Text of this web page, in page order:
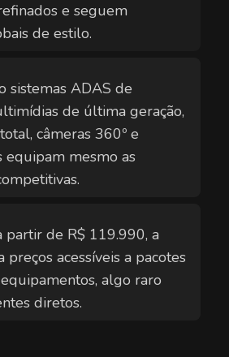
e seguem
de estilo.
sistemas ADAS de
de última geração,
câmeras 360º e
equipam mesmo as
partir de R$ 119.990, a
preços acessíveis a pacotes
algo raro
diretos.